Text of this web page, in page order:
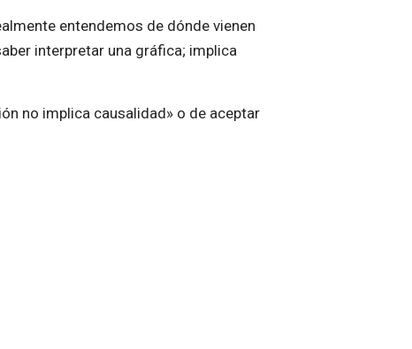
entendemos de dónde vienen
interpretar una gráfica; implica
no implica causalidad» o de aceptar